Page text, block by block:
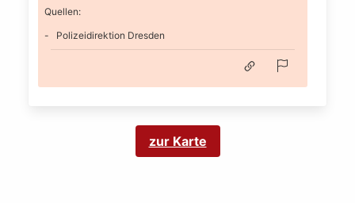
Quellen:
Polizeidirektion Dresden
zur Karte